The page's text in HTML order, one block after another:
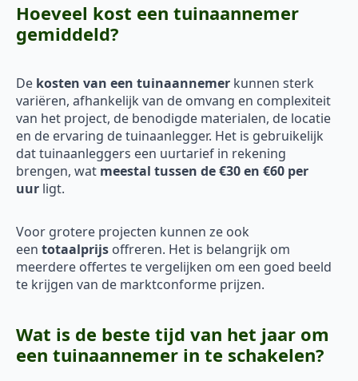
Hoeveel kost een tuinaannemer
gemiddeld?
De kosten van een tuinaannemer kunnen sterk
variëren, afhankelijk van de omvang en complexiteit
van het project, de benodigde materialen, de locatie
en de ervaring de tuinaanlegger. Het is gebruikelijk
dat tuinaanleggers een uurtarief in rekening
brengen, wat meestal tussen de €30 en €60 per
uur ligt.
Voor grotere projecten kunnen ze ook
een totaalprijs offreren. Het is belangrijk om
meerdere offertes te vergelijken om een goed beeld
te krijgen van de marktconforme prijzen.
Wat is de beste tijd van het jaar om
een tuinaannemer in te schakelen?